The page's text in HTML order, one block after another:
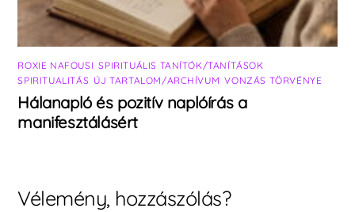
ROXIE NAFOUSI ,SPIRITUÁLIS TANÍTÓK/TANÍTÁSOK
SPIRITUALITÁS ÚJ TARTALOM/ARCHÍVUM ,VONZÁS TÖRVÉNYE
Hálanapló és pozitív naplóírás a
manifesztálásért
Vélemény, hozzászólás?